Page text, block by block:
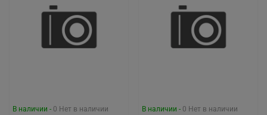
В наличии - 0 Нет в наличии
В наличии - 0 Нет в наличии